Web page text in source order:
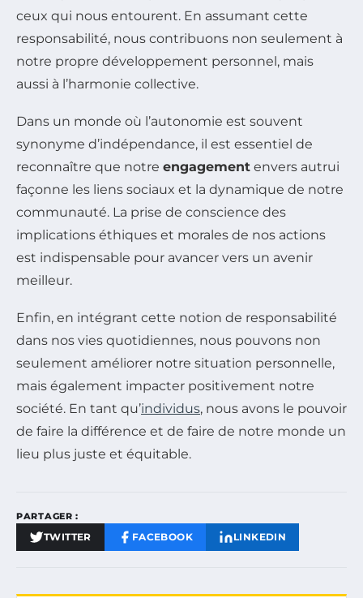
ceux qui nous entourent. En assumant cette
responsabilité, nous contribuons non seulement à
notre propre développement personnel, mais
aussi à l’harmonie collective.
Dans un monde où l’autonomie est souvent
synonyme d’indépendance, il est essentiel de
reconnaître que notre engagement envers autrui
façonne les liens sociaux et la dynamique de notre
communauté. La prise de conscience des
implications éthiques et morales de nos actions
est indispensable pour avancer vers un avenir
meilleur.
Enfin, en intégrant cette notion de responsabilité
dans nos vies quotidiennes, nous pouvons non
seulement améliorer notre situation personnelle,
mais également impacter positivement notre
société. En tant qu’individus, nous avons le pouvoir
de faire la différence et de faire de notre monde un
lieu plus juste et équitable.
PARTAGER :
TWITTER FACEBOOK LINKEDIN